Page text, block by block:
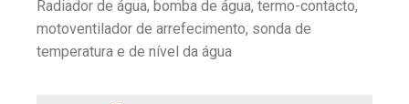
Radiador de água, bomba de água, termo-contacto,
motoventilador de arrefecimento, sonda de
temperatura e de nível da água